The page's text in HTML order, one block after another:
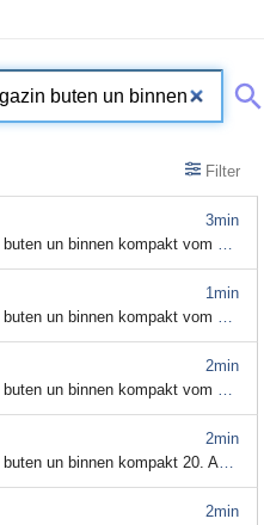
Filter
3min
buten un binnen kompakt vom 23. April
1min
buten un binnen kompakt vom 22. April
2min
buten un binnen kompakt vom 21. April
2min
buten un binnen kompakt 20. April 2024
2min